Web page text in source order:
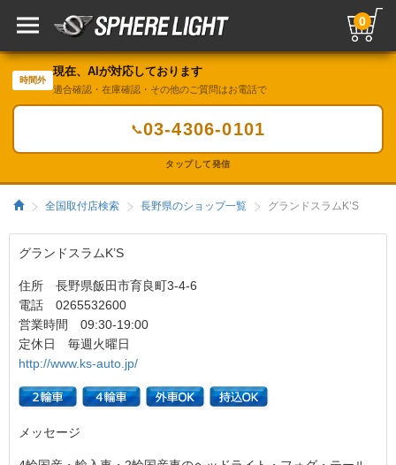
0
時間外
現在、AIが対応しております
適合確認・在庫確認・その他のご質問はお電話で
📞03-4306-0101
タップして発信
全国取付店検索 長野県のショップ一覧 グランドスラムK’S
グランドスラムK’S
住所 長野県飯田市育良町3-4-6
電話 0265532600
営業時間 09:30-19:00
定休日 毎週火曜日
http://www.ks-auto.jp/
メッセージ